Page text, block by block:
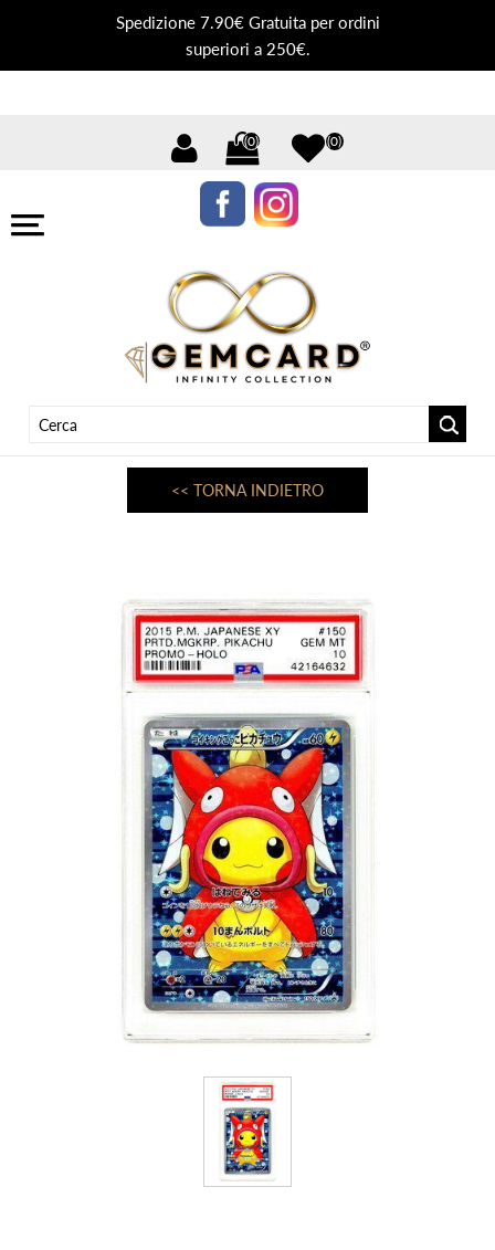
Spedizione 7.90€ Gratuita per ordini
superiori a 250€.
(0) (0)
<< TORNA INDIETRO